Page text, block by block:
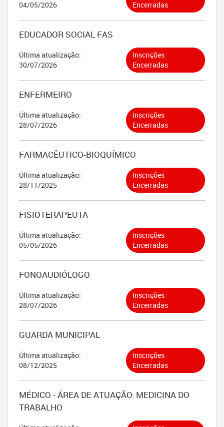
04/05/2026
Encerradas
EDUCADOR SOCIAL FAS
Última atualização:
30/07/2026
Inscrições
Encerradas
ENFERMEIRO
Última atualização:
28/07/2026
Inscrições
Encerradas
FARMACÊUTICO-BIOQUÍMICO
Última atualização:
28/11/2025
Inscrições
Encerradas
FISIOTERAPEUTA
Última atualização:
05/05/2026
Inscrições
Encerradas
FONOAUDIÓLOGO
Última atualização:
28/07/2026
Inscrições
Encerradas
GUARDA MUNICIPAL
Última atualização:
08/12/2025
Inscrições
Encerradas
MÉDICO - ÁREA DE ATUAÇÃO: MEDICINA DO
TRABALHO